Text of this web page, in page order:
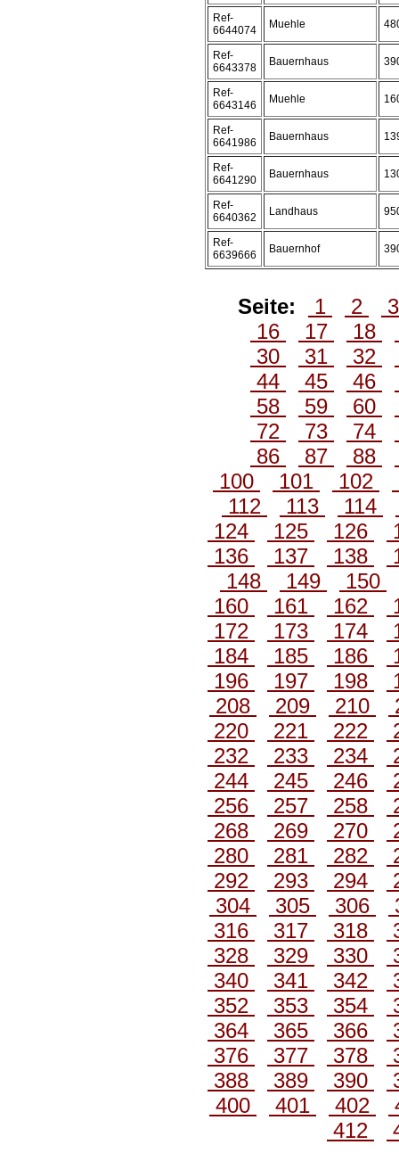
Ref-
6644074
Muehle
Ref-
6643378
Bauernhaus
Ref-
6643146
Muehle
Ref-
6641986
Bauernhaus
Ref-
6641290
Bauernhaus
Ref-
6640362
Landhaus
Ref-
6639666
Bauernhof
Seite: 1 2
16
17 18
30
31 32
44
45 46
58
59 60
72
73 74
86
87 88
100
101 102
112
113 114
124
125 126
136
137 138
148
149
150
160
161 162
172
173 174
184
185 186
196
197 198
208
209 210
220
221 222
232
233 234
244
245 246
256
257 258
268
269 270
280
281 282
292
293 294
304
305 306
316
317 318
328
329 330
340
341 342
352
353 354
364
365 366
376
377 378
388
389 390
400
401 402
412